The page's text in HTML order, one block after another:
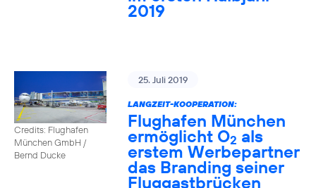
2019
Credits: Flughafen
München GmbH /
Bernd Ducke
25. Juli 2019
LANGZEIT-KOOPERATION:
Flughafen München
ermöglicht O2 als
erstem Werbepartner
das Branding seiner
Fluggastbrücken